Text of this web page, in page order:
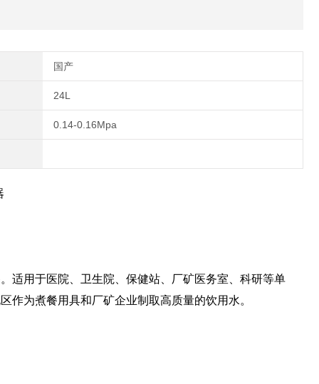
安全可靠
国产
24L
0.14-0.16Mpa
适用于医院、卫生院、保健站、厂矿医务室、科研等单
作为煮餐用具和厂矿企业制取高质量的饮用水。